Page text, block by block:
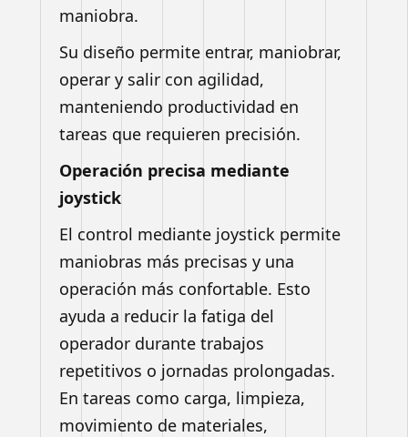
maniobra.
Su diseño permite entrar, maniobrar,
operar y salir con agilidad,
manteniendo productividad en
tareas que requieren precisión.
Operación precisa mediante
joystick
El control mediante joystick permite
maniobras más precisas y una
operación más confortable. Esto
ayuda a reducir la fatiga del
operador durante trabajos
repetitivos o jornadas prolongadas.
En tareas como carga, limpieza,
movimiento de materiales,